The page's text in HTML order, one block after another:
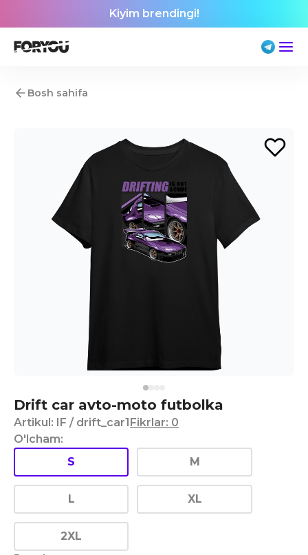
Kiyim brendingi!
Bosh sahifa
Drift car avto-moto futbolka
Artikul: IF / drift_car1Fikrlar: 0
O'lcham:
S
M
L XL
2XL